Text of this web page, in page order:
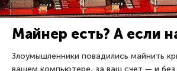
Майнер есть? А если
Злоумышленники повадились майнить
вашем компьютере, за ваш счет — и без